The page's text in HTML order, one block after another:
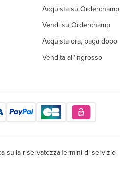
Acquista su Orderchamp
Vendi su Orderchamp
Acquista ora, paga dopo
Vendita all'ingrosso
sulla riservatezzaTermini di servizio